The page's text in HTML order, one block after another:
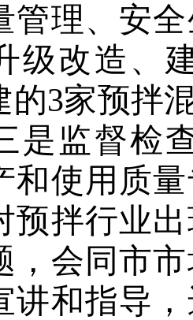
管理、安
级改造、
的3家预拌
是 监督检
和使用质
预拌行业
，会同市
讲和指导